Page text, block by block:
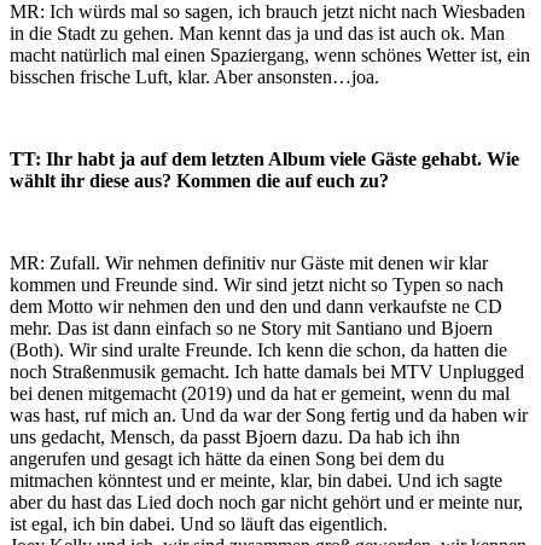
MR: Ich würds mal so sagen, ich brauch jetzt nicht nach Wiesbaden
in die Stadt zu gehen. Man kennt das ja und das ist auch ok. Man
macht natürlich mal einen Spaziergang, wenn schönes Wetter ist, ein
bisschen frische Luft, klar. Aber ansonsten…joa.
TT: Ihr habt ja auf dem letzten Album viele Gäste gehabt. Wie
wählt ihr diese aus? Kommen die auf euch zu?
MR: Zufall. Wir nehmen definitiv nur Gäste mit denen wir klar
kommen und Freunde sind. Wir sind jetzt nicht so Typen so nach
dem Motto wir nehmen den und den und dann verkaufste ne CD
mehr. Das ist dann einfach so ne Story mit Santiano und Bjoern
(Both). Wir sind uralte Freunde. Ich kenn die schon, da hatten die
noch Straßenmusik gemacht. Ich hatte damals bei MTV Unplugged
bei denen mitgemacht (2019) und da hat er gemeint, wenn du mal
was hast, ruf mich an. Und da war der Song fertig und da haben wir
uns gedacht, Mensch, da passt Bjoern dazu. Da hab ich ihn
angerufen und gesagt ich hätte da einen Song bei dem du
mitmachen könntest und er meinte, klar, bin dabei. Und ich sagte
aber du hast das Lied doch noch gar nicht gehört und er meinte nur,
ist egal, ich bin dabei. Und so läuft das eigentlich.